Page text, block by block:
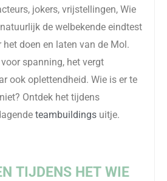
jokers, vrijstellingen, Wie
de welbekende eindtest
doen en laten van de Mol.
spanning, het vergt
ook oplettendheid. Wie is er te
Ontdek het tijdens
teambuildings uitje.
TIJDENS HET WIE